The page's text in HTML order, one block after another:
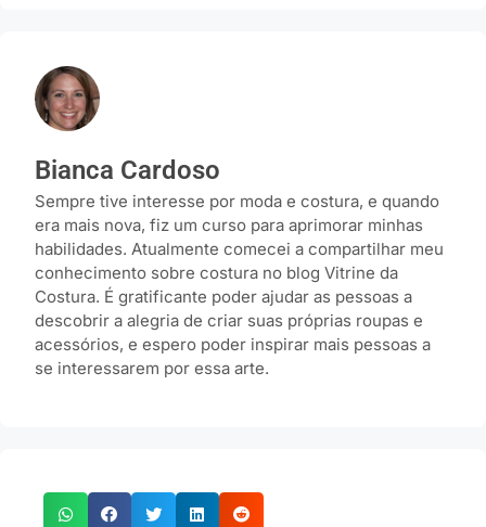
Bianca Cardoso
Sempre tive interesse por moda e costura, e quando
era mais nova, fiz um curso para aprimorar minhas
habilidades. Atualmente comecei a compartilhar meu
conhecimento sobre costura no blog Vitrine da
Costura. É gratificante poder ajudar as pessoas a
descobrir a alegria de criar suas próprias roupas e
acessórios, e espero poder inspirar mais pessoas a
se interessarem por essa arte.